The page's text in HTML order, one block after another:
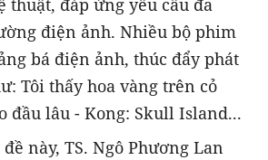
thuật, đáp ứng yêu cầu đa
điện ảnh. Nhiều bộ phim
bá điện ảnh, thúc đẩy phát
Tôi thấy hoa vàng trên cỏ
đầu lâu - Kong: Skull Island...
này, TS. Ngô Phương Lan